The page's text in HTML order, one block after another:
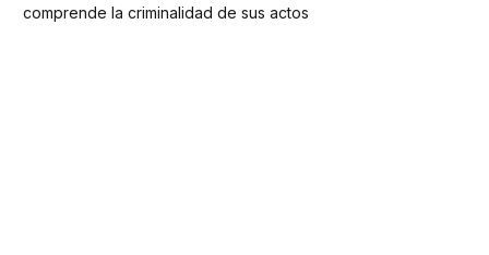
comprende la criminalidad de sus actos